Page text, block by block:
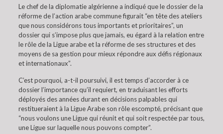
Le chef de la diplomatie algérienne a indiqué que le dossier de la
réforme de l’action arabe commune figurait “en tête des ateliers
que nous considérons tous importants et prioritaires”, un
dossier qui s’impose plus que jamais, eu égard à la relation entre
le rôle de la Ligue arabe et la réforme de ses structures et des
moyens de sa gestion pour mieux répondre aux défis régionaux
et internationaux”.
C’est pourquoi, a-t-il poursuivi, il est temps d’accorder à ce
dossier l’importance qu’il requiert, en traduisant les efforts
déployés des années durant en décisions palpables qui
restitueraient à la Ligue Arabe son rôle escompté, précisant que
“nous voulons une Ligue qui réunit et qui soit respectée par tous,
une Ligue sur laquelle nous pouvons compter”.